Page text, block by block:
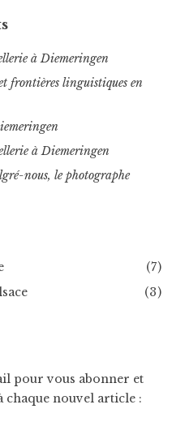
à Diemeringen
frontières linguistiques en
à Diemeringen
nous, le photographe
(7)
(3)
pour vous abonner et
nouvel article :